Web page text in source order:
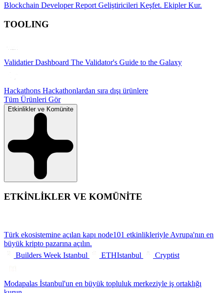
Blockchain Developer Report Geliştiricileri Keşfet. Ekipler Kur.
TOOLING
Validatier Dashboard The Validator's Guide to the Galaxy
Hackathons Hackathonlardan sıra dışı ürünlere
Tüm Ürünleri Gör
Etkinlikler ve Komünite
ETKİNLİKLER VE KOMÜNİTE
Türk ekosistemine açılan kapı node101 etkinlikleriyle Avrupa'nın en
büyük kripto pazarına açılın.
Builders Week Istanbul
ETHIstanbul Cryptist
Modapalas İstanbul'un en büyük topluluk merkeziyle iş ortaklığı